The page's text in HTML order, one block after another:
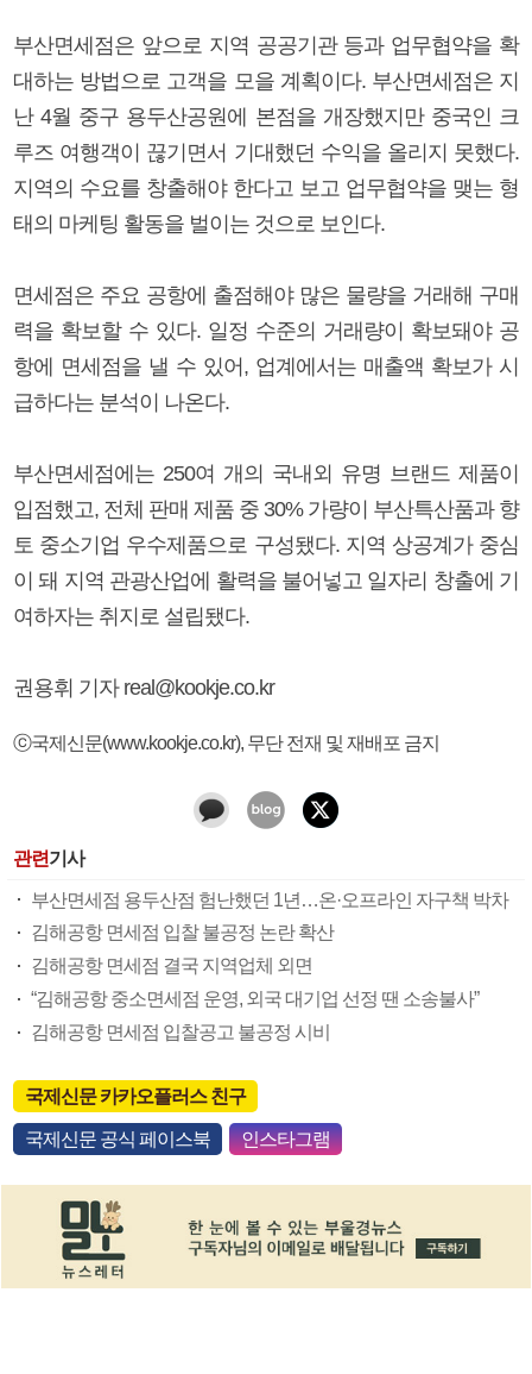
부산면세점은 앞으로 지역 공공기관 등과 업무협약을 확
대하는 방법으로 고객을 모을 계획이다. 부산면세점은 지
난 4월 중구 용두산공원에 본점을 개장했지만 중국인 크
루즈 여행객이 끊기면서 기대했던 수익을 올리지 못했다.
지역의 수요를 창출해야 한다고 보고 업무협약을 맺는 형
태의 마케팅 활동을 벌이는 것으로 보인다.
면세점은 주요 공항에 출점해야 많은 물량을 거래해 구매
력을 확보할 수 있다. 일정 수준의 거래량이 확보돼야 공
항에 면세점을 낼 수 있어, 업계에서는 매출액 확보가 시
급하다는 분석이 나온다.
부산면세점에는 250여 개의 국내외 유명 브랜드 제품이
입점했고, 전체 판매 제품 중 30% 가량이 부산특산품과 향
토 중소기업 우수제품으로 구성됐다. 지역 상공계가 중심
이 돼 지역 관광산업에 활력을 불어넣고 일자리 창출에 기
여하자는 취지로 설립됐다.
권용휘 기자 real@kookje.co.kr
ⓒ국제신문(www.kookje.co.kr), 무단 전재 및 재배포 금지
관련기사
부산면세점 용두산점 험난했던 1년…온·오프라인 자구책 박차
김해공항 면세점 입찰 불공정 논란 확산
김해공항 면세점 결국 지역업체 외면
“김해공항 중소면세점 운영, 외국 대기업 선정 땐 소송불사”
김해공항 면세점 입찰공고 불공정 시비
국제신문 카카오플러스 친구
국제신문 공식 페이스북 인스타그램